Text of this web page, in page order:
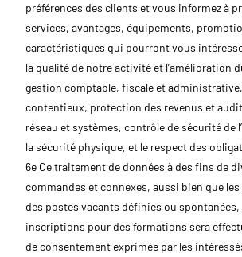
préférences des clients et vous informez à
services, avantages, équipements,
caractéristiques qui pourront vous
la qualité de notre activité et l’amélioration
gestion comptable, fiscale et
contentieux, protection des revenus et
réseau et systèmes, contrôle de sécurité de
la sécurité physique, et le respect des
6e Ce traitement de données à des fins de
commandes et connexes, aussi bien que
des postes vacants définies ou spontanées,
inscriptions pour des formations sera
de consentement exprimée par les